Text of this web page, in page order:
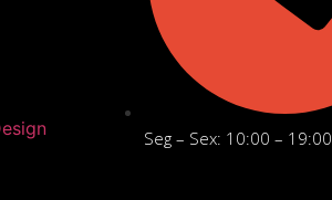
Seg – Sex: 10:00 – 19:00